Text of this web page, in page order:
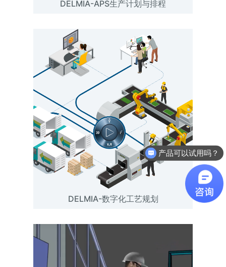
DELMIA-APS生产计划与排程
DELMIA-数字化工艺规划
产品可以试用吗？